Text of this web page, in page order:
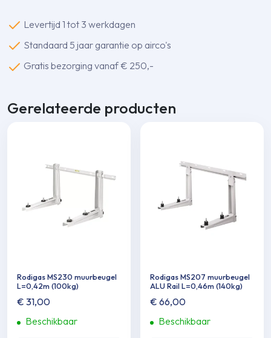
(pallet
50
st.)
Levertijd 1 tot 3 werkdagen
Standaard 5 jaar garantie op airco's
Gratis bezorging vanaf € 250,-
Gerelateerde producten
Rodigas MS230 muurbeugel
L=0,42m (100kg)
€ 31,00
Beschikbaar
Rodigas MS207 muurbeugel
ALU Rail L=0,46m (140kg)
€ 66,00
Beschikbaar